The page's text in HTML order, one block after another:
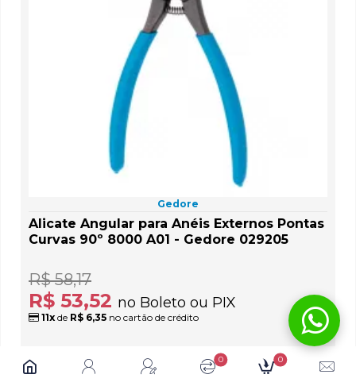
Gedore
Alicate Angular para Anéis Externos Pontas
Curvas 90º 8000 A01 - Gedore 029205
R$ 53,52 no Boleto ou PIX
R$ 58,17
11x de R$ 6,35 no cartão de crédito
0 0